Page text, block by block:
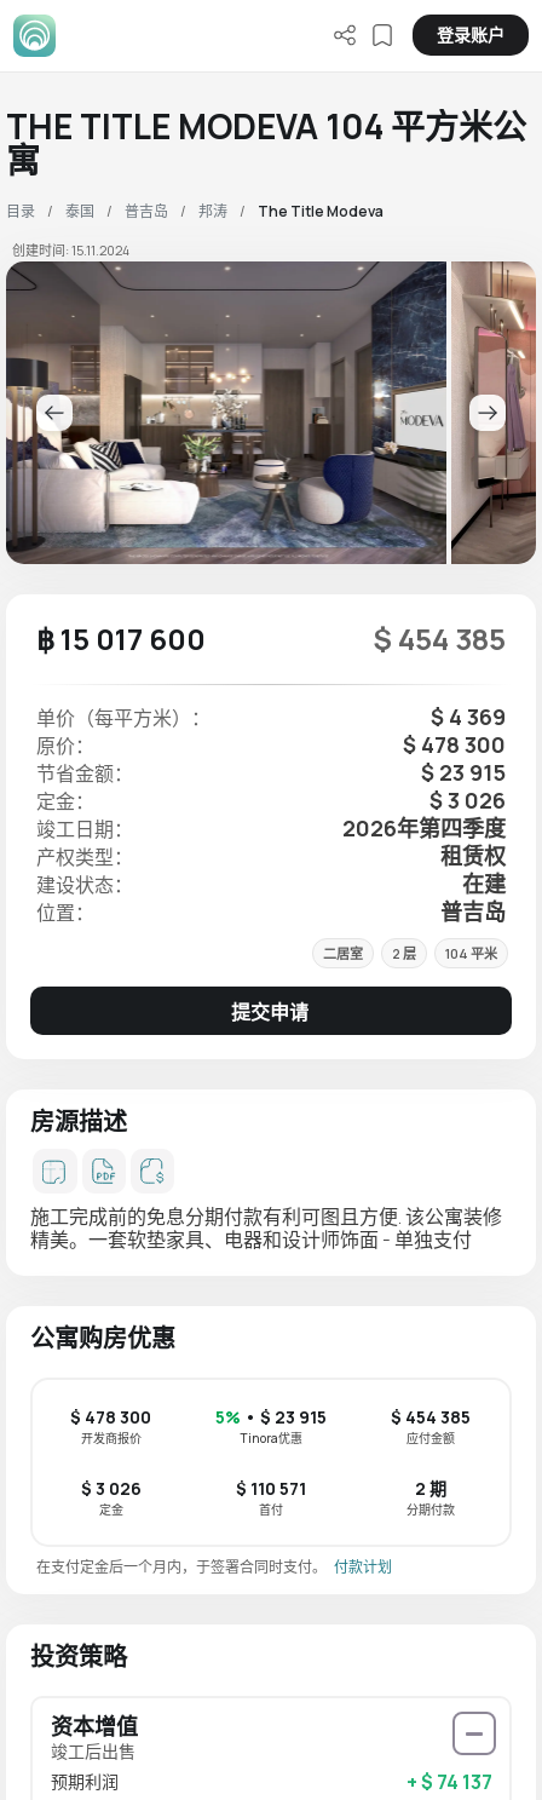
登录账户
THE TITLE MODEVA 104 平方米公
寓
目录 泰国 普吉岛 邦涛 The Title Modeva
创建时间: 15.11.2024
฿ 15 017 600 $ 454 385
单价（每平方米）： $ 4 369
原价： $ 478 300
节省金额： $ 23 915
定金： $ 3 026
竣工日期： 2026年第四季度
产权类型： 租赁权
建设状态： 在建
位置： 普吉岛
二居室 2 层 104 平米
提交申请
房源描述
施工完成前的免息分期付款有利可图且方便. 该公寓装修
精美。一套软垫家具、电器和设计师饰面 - 单独支付
公寓购房优惠
$ 478 300
开发商报价
5% • $ 23 915
Tinora优惠
$ 454 385
应付金额
$ 3 026
定金
$ 110 571
首付
2 期
分期付款
在支付定金后一个月内，于签署合同时支付。 付款计划
投资策略
资本增值
竣工后出售
预期利润
+ $ 74 137